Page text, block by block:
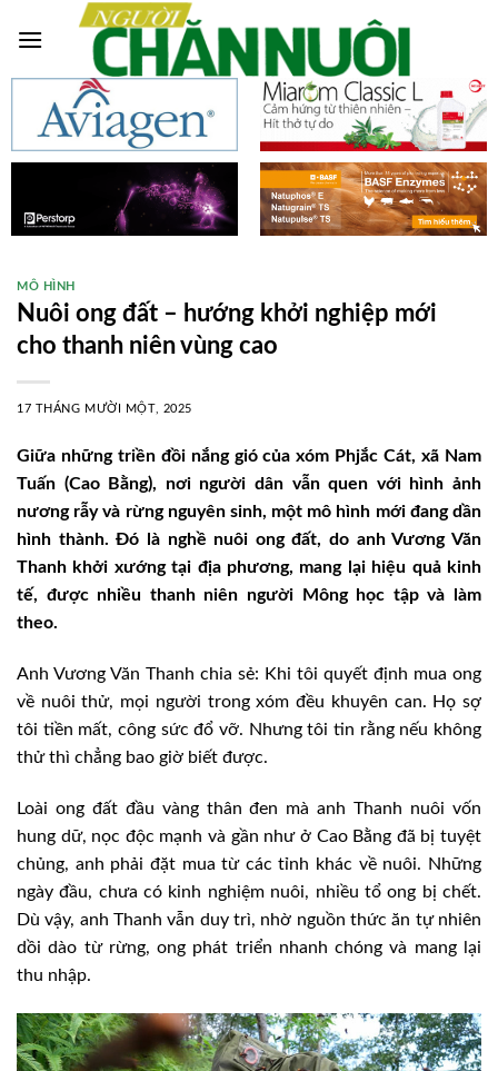
MÔ HÌNH
Nuôi ong đất – hướng khởi nghiệp mới
cho thanh niên vùng cao
17 THÁNG MƯỜI MỘT, 2025
Giữa những triền đồi nắng gió của xóm Phjắc Cát, xã Nam
Tuấn (Cao Bằng), nơi người dân vẫn quen với hình ảnh
nương rẫy và rừng nguyên sinh, một mô hình mới đang dần
hình thành. Đó là nghề nuôi ong đất, do anh Vương Văn
Thanh khởi xướng tại địa phương, mang lại hiệu quả kinh
tế, được nhiều thanh niên người Mông học tập và làm
theo.
Anh Vương Văn Thanh chia sẻ: Khi tôi quyết định mua ong
về nuôi thử, mọi người trong xóm đều khuyên can. Họ sợ
tôi tiền mất, công sức đổ vỡ. Nhưng tôi tin rằng nếu không
thử thì chẳng bao giờ biết được.
Loài ong đất đầu vàng thân đen mà anh Thanh nuôi vốn
hung dữ, nọc độc mạnh và gần như ở Cao Bằng đã bị tuyệt
chủng, anh phải đặt mua từ các tỉnh khác về nuôi. Những
ngày đầu, chưa có kinh nghiệm nuôi, nhiều tổ ong bị chết.
Dù vậy, anh Thanh vẫn duy trì, nhờ nguồn thức ăn tự nhiên
dồi dào từ rừng, ong phát triển nhanh chóng và mang lại
thu nhập.